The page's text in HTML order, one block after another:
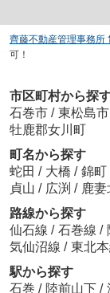
齊藤不動産管理事務所
可！
市区町村から探
石巻市 / 東松島市
牡鹿郡女川町
町名から探す
蛇田 / 大橋 / 錦町
貞山 / 広渕 / 鹿妻
路線から探す
仙石線 / 石巻線 /
気仙沼線 / 東北
駅から探す
石巻 / 陸前山下 /